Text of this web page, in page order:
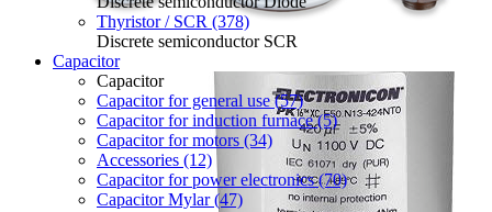
Thyristor / SCR (378)
Discrete semiconductor SCR
Capacitor
Capacitor
Capacitor for general use (57)
Capacitor for induction furnace (5)
Capacitor for motors (34)
Accessories (12)
Capacitor for power electronics (70)
Capacitor Mylar (47)